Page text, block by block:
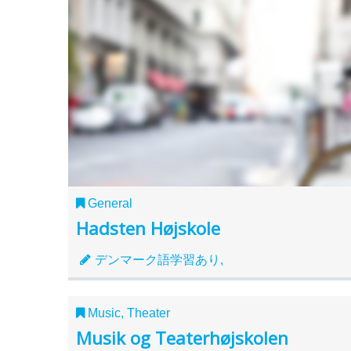
General
Hadsten Højskole
デンマーク語学習あり,
Music, Theater
Musik og Teaterhøjskolen